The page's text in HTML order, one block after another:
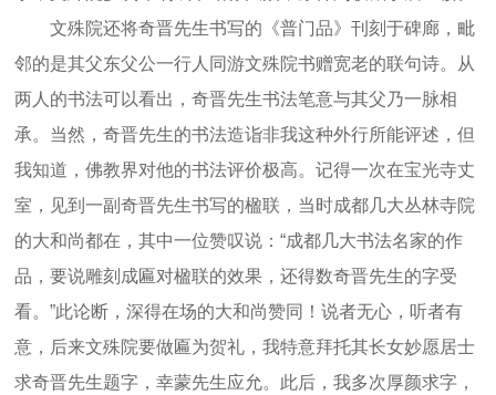
文殊院还将奇晋先生书写的《普门品》刊刻于碑廊，毗
邻的是其父东父公一行人同游文殊院书赠宽老的联句诗。从
两人的书法可以看出，奇晋先生书法笔意与其父乃一脉相
承。当然，奇晋先生的书法造诣非我这种外行所能评述，但
我知道，佛教界对他的书法评价极高。记得一次在宝光寺丈
室，见到一副奇晋先生书写的楹联，当时成都几大丛林寺院
的大和尚都在，其中一位赞叹说：“成都几大书法名家的作
品，要说雕刻成匾对楹联的效果，还得数奇晋先生的字受
看。”此论断，深得在场的大和尚赞同！说者无心，听者有
意，后来文殊院要做匾为贺礼，我特意拜托其长女妙愿居士
求奇晋先生题字，幸蒙先生应允。此后，我多次厚颜求字，